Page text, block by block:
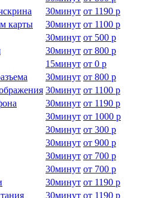
30минут от 1190 р
карты
30минут от 1100 р
30минут от 500 р
30минут от 800 р
15минут от 0 р
30минут от 800 р
30минут от 1100 р
30минут от 1190 р
30минут от 1000 р
30минут от 300 р
30минут от 900 р
30минут от 700 р
30минут от 700 р
30минут от 1190 р
30минут от 1190 р